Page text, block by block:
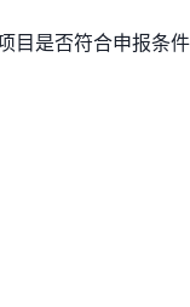
是否符合申报条